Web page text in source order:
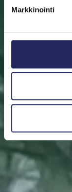
Markkinointi